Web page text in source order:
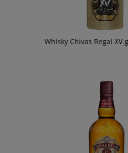
Whisky Chivas Regal XV